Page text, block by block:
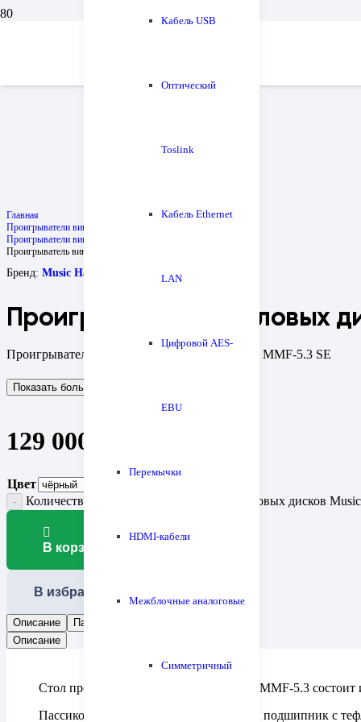
Кабель USB
Оптический
Toslink
Кабель Ethernet
LAN
Цифровой AES-
EBU
Перемычки
HDMI-кабели
Межблочные аналоговые
Симметричный
Главная
Проигрыватели винила и все для них
Проигрыватели винила
Проигрыватель виниловых дисков Music Hall MMF-5.3 SE
Бренд: Music Hall
Проигрыватель виниловых
Проигрыватель виниловых дисков Music Hall MMF-5.3 SE
Показать больше
129 000
Цвет
Количество товара Проигрыватель виниловых дисков
В корзину
В избранное
Описание Параметры
Описание
Стол проигрывателя винила Music Hall MMF-5.3
Пассиковый привод, стальной опорный подшипник с